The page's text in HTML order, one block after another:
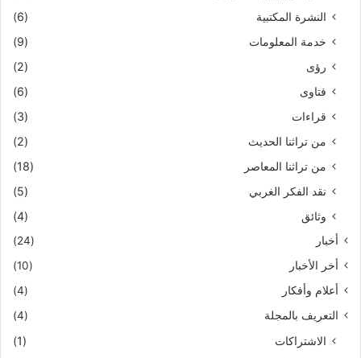
النشرة المكتبية
(6)
خدمة المعلومات
(9)
رؤى
(2)
فتاوى
(6)
قراءات
(3)
من تراثنا الحديث
(2)
من تراثنا المعاصر
(18)
نقد الفكر الغربي
(5)
وثائق
(4)
أخبار
(24)
أخر الأخبار
(10)
أعلام وأفكار
(4)
التعريف بالمجلة
(4)
الاشتراكات
(1)